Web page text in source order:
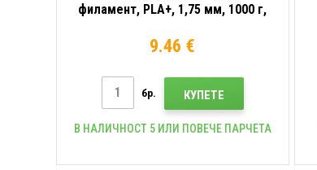
филамент, PLA+, 1,75 мм, 1000 г,
9.46 €
бр. КУПЕТЕ
В НАЛИЧНОСТ 5 ИЛИ ПОВЕЧЕ ПАРЧЕТА